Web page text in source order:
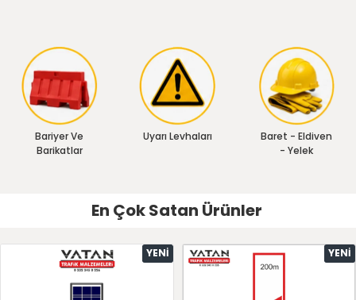
Bariyer Ve
Barikatlar
Uyarı Levhaları
Baret - Eldiven
- Yelek
En Çok Satan Ürünler
YENI YENI